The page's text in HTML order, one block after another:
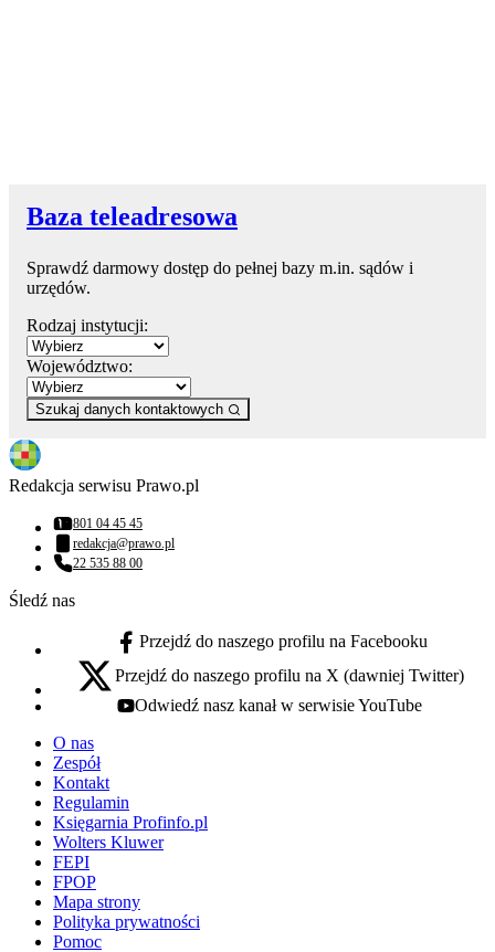
Baza teleadresowa
Sprawdź darmowy dostęp do pełnej bazy m.in. sądów i
urzędów.
Rodzaj instytucji:
Województwo:
Szukaj danych kontaktowych
Redakcja serwisu Prawo.pl
Numer telefonu:
801 04 45 45
Adres email:
redakcja@prawo.pl
Numer telefonu:
22 535 88 00
Śledź nas
facebook - otwiera się w nowej karcie
Przejdź do naszego profilu na Facebooku
x - otwiera się w nowej karcie
Przejdź do naszego profilu na X (dawniej Twitter)
youtube - otwiera się w nowej karcie
Odwiedź nasz kanał w serwisie YouTube
O nas
Zespół
Kontakt
Regulamin
Księgarnia Profinfo.pl
Wolters Kluwer
FEPI
FPOP
Mapa strony
Polityka prywatności
Pomoc